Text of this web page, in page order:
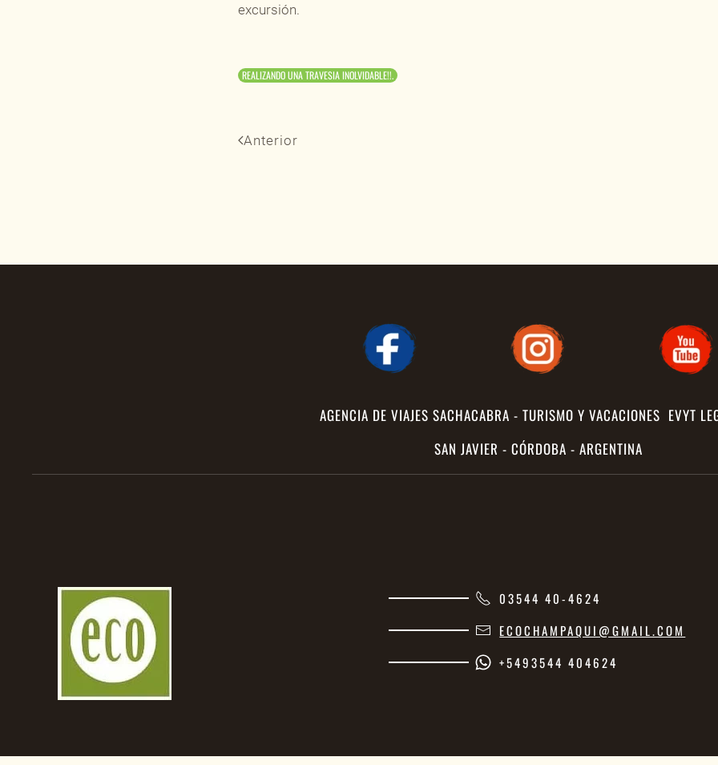
excursión.
REALIZANDO UNA TRAVESIA INOLVIDABLE!!.
Anterior
AGENCIA DE VIAJES SACHACABRA - TURISMO Y VACACIONES EVYT
SAN JAVIER - CÓRDOBA - ARGENTINA
03544 40-4624
ECOCHAMPAQUI@GMAIL.COM
+5493544 404624